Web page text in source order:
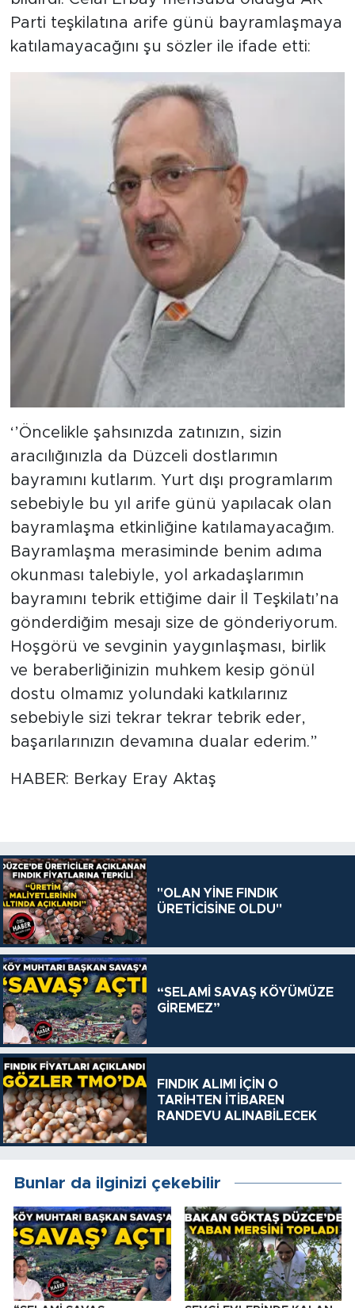
Parti teşkilatına arife günü bayramlaşmaya
katılamayacağını şu sözler ile ifade etti:
‘’Öncelikle şahsınızda zatınızın, sizin
aracılığınızla da Düzceli dostlarımın
bayramını kutlarım. Yurt dışı programlarım
sebebiyle bu yıl arife günü yapılacak olan
bayramlaşma etkinliğine katılamayacağım.
Bayramlaşma merasiminde benim adıma
okunması talebiyle, yol arkadaşlarımın
bayramını tebrik ettiğime dair İl Teşkilatı’na
gönderdiğim mesajı size de gönderiyorum.
Hoşgörü ve sevginin yaygınlaşması, birlik
ve beraberliğinizin muhkem kesip gönül
dostu olmamız yolundaki katkılarınız
sebebiyle sizi tekrar tekrar tebrik eder,
başarılarınızın devamına dualar ederim.”
HABER: Berkay Eray Aktaş
"OLAN YİNE FINDIK
ÜRETİCİSİNE OLDU"
“SELAMİ SAVAŞ KÖYÜMÜZE
GİREMEZ”
FINDIK ALIMI İÇİN O
TARİHTEN İTİBAREN
RANDEVU ALINABİLECEK
Bunlar da ilginizi çekebilir